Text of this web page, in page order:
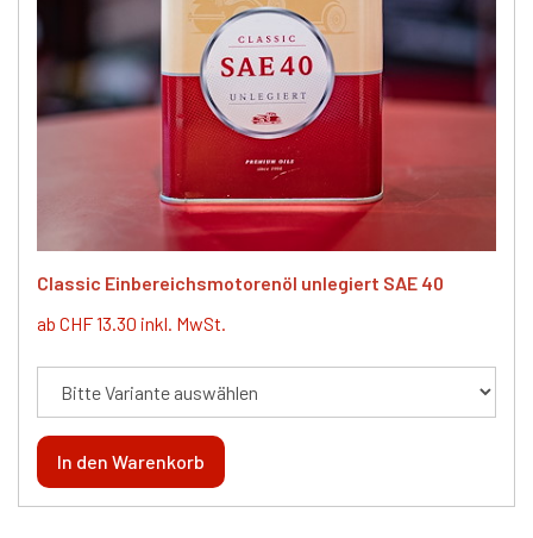
Classic Einbereichsmotorenöl unlegiert SAE 40
ab CHF 13.30 inkl. MwSt.